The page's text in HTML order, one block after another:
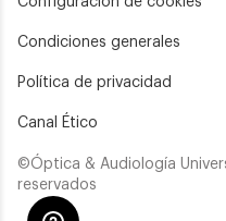
Condiciones generales
Política de privacidad
Canal Ético
©Óptica & Audiología
reservados